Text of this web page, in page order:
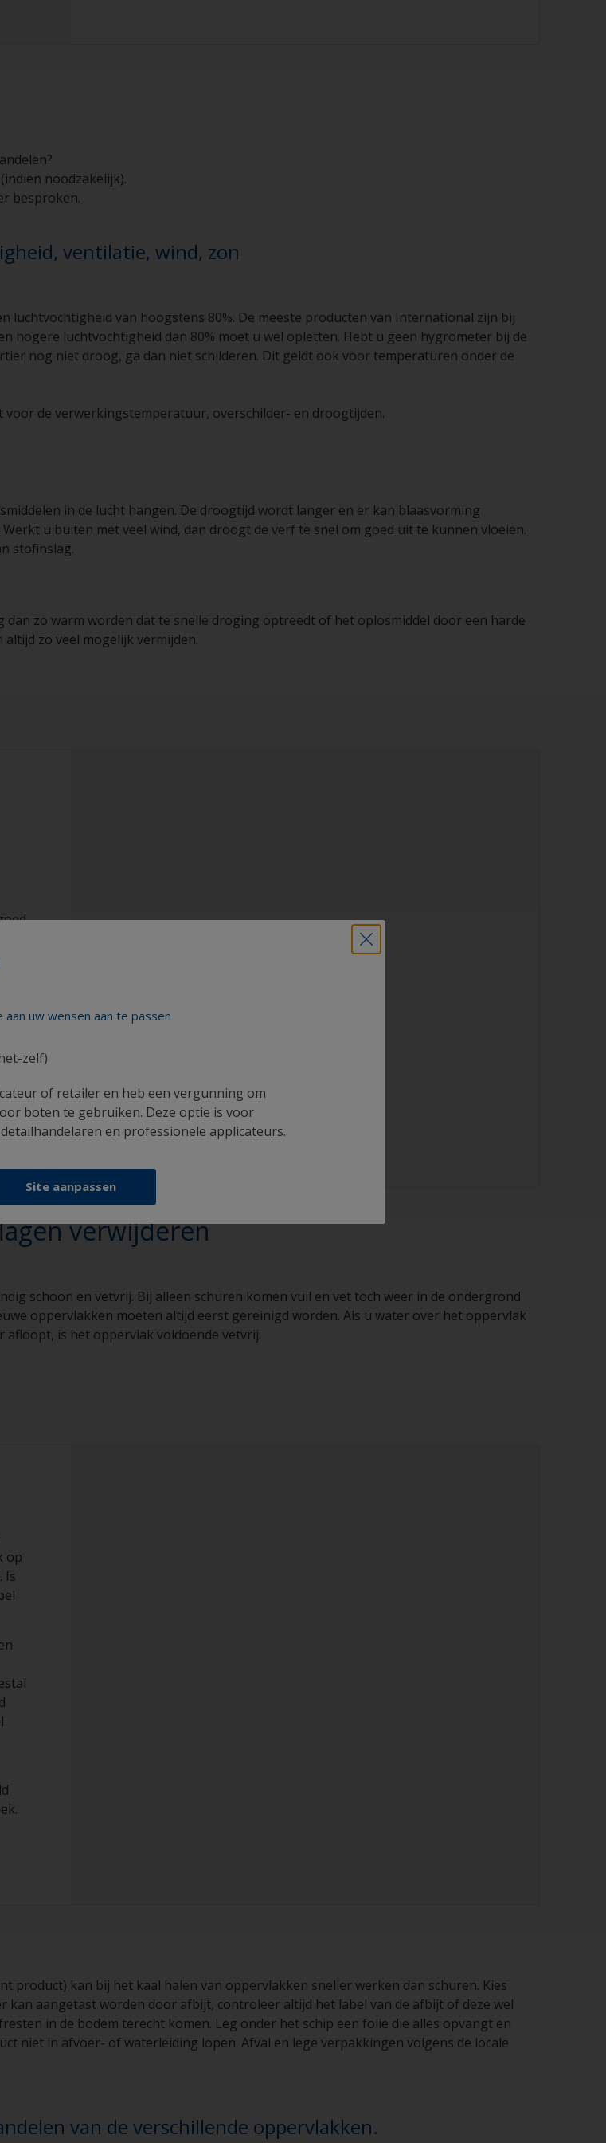
noodzakelijk).
besproken.
ventilatie, wind, zon
luchtvochtigheid van hoogstens 80%. De meeste producten van International zijn bij
hogere luchtvochtigheid dan 80% moet u wel opletten. Hebt u geen hygrometer bij de
nog niet droog, ga dan niet schilderen. Dit geldt ook voor temperaturen onder de
de verwerkingstemperatuur, overschilder- en droogtijden.
in de lucht hangen. De droogtijd wordt langer en er kan blaasvorming
u buiten met veel wind, dan droogt de verf te snel om goed uit te kunnen vloeien.
stofinslag.
zo warm worden dat te snelle droging optreedt of het oplosmiddel door een harde
zo veel mogelijk vermijden.
of
verwijderen
schoon en vetvrij. Bij alleen schuren komen vuil en vet toch weer in de ondergrond
oppervlakken moeten altijd eerst gereinigd worden. Als u water over het oppervlak
afloopt, is het oppervlak voldoende vetvrij.
op
Is
product) kan bij het kaal halen van oppervlakken sneller werken dan schuren. Kies
kan aangetast worden door afbijt, controleer altijd het label van de afbijt of deze wel
in de bodem terecht komen. Leg onder het schip een folie die alles opvangt en
niet in afvoer- of waterleiding lopen. Afval en lege verpakkingen volgens de locale
van de verschillende oppervlakken.
uw wensen aan te passen
zelf)
of retailer en heb een vergunning om
boten te gebruiken. Deze optie is voor
en professionele applicateurs.
Site aanpassen